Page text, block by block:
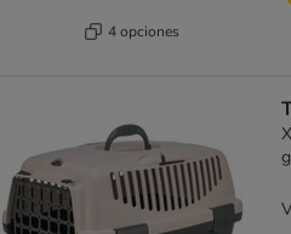
4 opciones